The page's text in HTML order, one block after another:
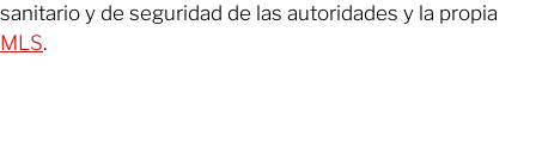
sanitario y de seguridad de las autoridades y la propia
MLS.